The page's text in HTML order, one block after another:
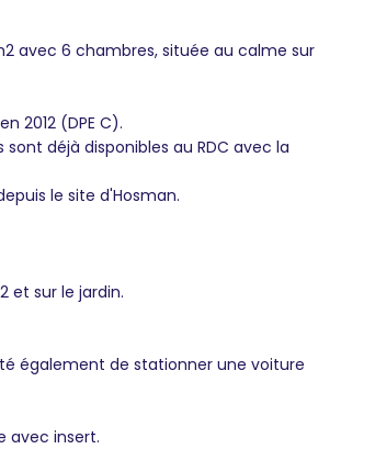
avec 6 chambres, située au calme sur
2012 (DPE C).
déjà disponibles au RDC avec la
le site d'Hosman.
et sur le jardin.
également de stationner une voiture
avec insert.